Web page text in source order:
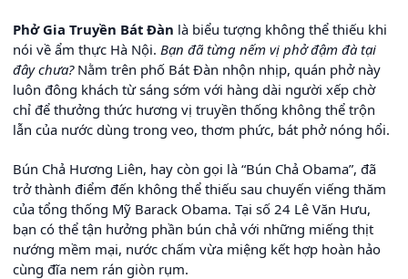
Phở Gia Truyền Bát Đàn là biểu tượng không thể thiếu khi
nói về ẩm thực Hà Nội. Bạn đã từng nếm vị phở đậm đà tại
đây chưa?Nằm trên phố Bát Đàn nhộn nhịp, quán phở này
luôn đông khách từ sáng sớm với hàng dài người xếp chờ
chỉ để thưởng thức hương vị truyền thống không thể trộn
lẫn của nước dùng trong veo, thơm phức, bát phở nóng hổi.
Bún Chả Hương Liên, hay còn gọi là “Bún Chả Obama”, đã
trở thành điểm đến không thể thiếu sau chuyến viếng thăm
của tổng thống Mỹ Barack Obama. Tại số 24 Lê Văn Hưu,
bạn có thể tận hưởng phần bún chả với những miếng thịt
nướng mềm mại, nước chấm vừa miệng kết hợp hoàn hảo
cùng đĩa nem rán giòn rụm.